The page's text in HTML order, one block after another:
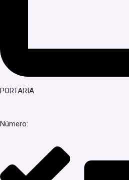
PORTARIA
Número: